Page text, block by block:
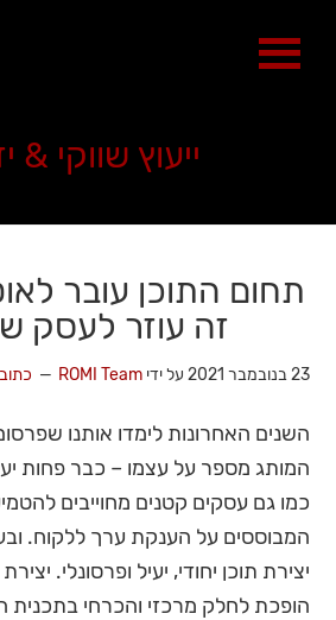
ייעוץ שווקי &
תחום התוכן עובר
זה עוזר לעסק
23 בנובמבר 2021 על ידיROMI Team
השנים האחרונות לימדו אותנו
המותג מספר על עצמו – כבר פחות
כמו גם עסקים קטנים מחוייבים
המבוססים על הענקת ערך ללקוח.
יצירת תוכן יחודי, יעיל ופרסונלי.
הופכת לחלק מרכזי והכרחי